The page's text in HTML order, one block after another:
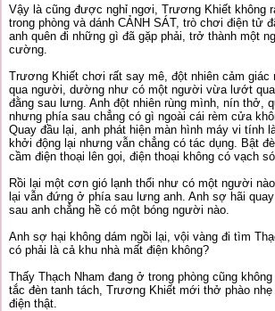
Vậy là cũng được nghỉ ngơi, Trương Khiết không
trong phòng và dánh CẢNH SÁT, trò chơi điện tử
anh quên đi những gì đã gặp phải, trở thành một
cường.
Trương Khiết chơi rất say mê, đột nhiên cảm giác
qua người, dường như có một người vừa lướt
đằng sau lưng. Anh đột nhiên rùng mình, nín thở,
nhưng phía sau chẳng có gì ngoài cái rèm cửa
Quay đầu lại, anh phát hiện màn hình máy vi tính
khởi động lại nhưng vẫn chẳng có tác dụng. Bật
cầm điện thoại lên gọi, điện thoại không có vạch
Rồi lại một cơn gió lạnh thổi như có một người
lại vẫn đứng ở phía sau lưng anh. Anh sợ hãi
sau anh chẳng hề có một bóng người nào.
Anh sợ hại không dám ngồi lại, vội vàng đi tìm
có phải là cả khu nhà mất điện không?
Thấy Thạch Nham đang ở trong phòng cũng
tắc đèn tanh tách, Trương Khiết mới thở phào nhẹ
điện thật.